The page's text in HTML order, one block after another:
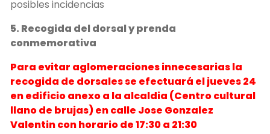
posibles incidencias
5. Recogida del dorsal y prenda
conmemorativa
Para evitar aglomeraciones innecesarias la
recogida de dorsales se efectuará el jueves 24
en edificio anexo a la alcaldia (Centro cultural
llano de brujas) en calle Jose Gonzalez
Valentin con horario de 17:30 a 21:30